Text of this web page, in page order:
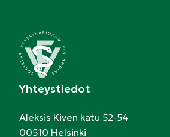
Yhteystiedot
Aleksis Kiven katu 52-54
00510 Helsinki